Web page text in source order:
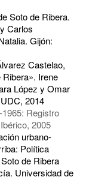
Soto de Ribera.
Carlos
Gijón:
Castelao,
Irene
López y Omar
2014
Registro
2005
urbano-
Política
de Ribera
Universidad de